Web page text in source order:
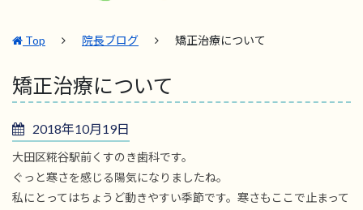
Top 院長ブログ 矯正治療について
矯正治療について
2018年10月19日
大田区糀谷駅前くすのき歯科です。
ぐっと寒さを感じる陽気になりましたね。
私にとってはちょうど動きやすい季節です。寒さもここで止まって